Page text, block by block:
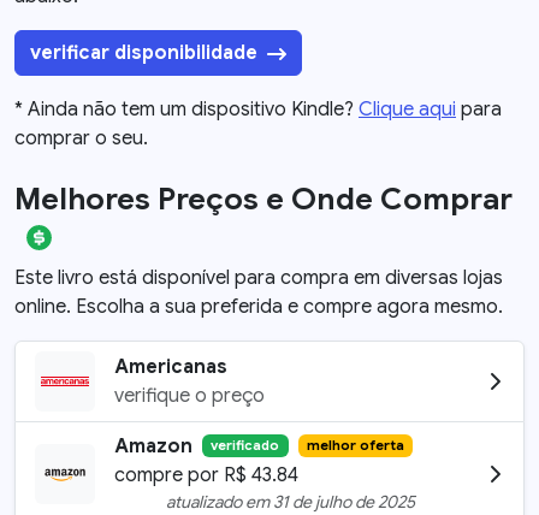
verificar disponibilidade
* Ainda não tem um dispositivo Kindle? Clique aqui para
comprar o seu.
Melhores Preços e Onde Comprar
Este livro está disponível para compra em diversas lojas
online. Escolha a sua preferida e compre agora mesmo.
Americanas
verifique o preço
Amazon verificado melhor oferta
compre por R$ 43.84
atualizado em31 de julho de 2025